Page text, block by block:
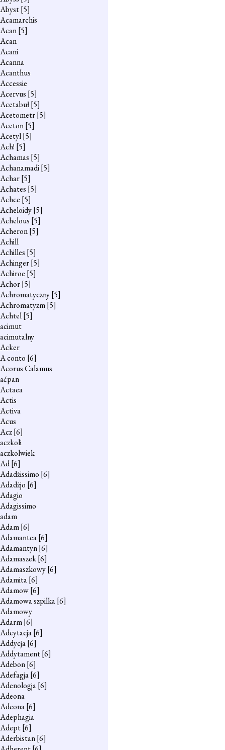
Abyst[5]
Acamarchis
Acan[5]
Acan
Acani
Acanna
Acanthus
Accessie
Acervus [5]
Acetabuł[5]
Acetometr[5]
Aceton[5]
Acetyl[5]
Ach! [5]
Achamas [5]
Achanamadi[5]
Achar[5]
Achates [5]
Achce [5]
Acheloidy[5]
Achelous [5]
Acheron[5]
Achill
Achilles [5]
Achinger[5]
Achiroe [5]
Achor[5]
Achromatyczny[5]
Achromatyzm[5]
Achtel[5]
acimut
acimutalny
Acker
A conto [6]
Acorus Calamus
aćpan
Actaea
Actis
Activa
Acus
Acz[6]
aczkoli
aczkolwiek
Ad[6]
Adadżissimo [6]
Adadżjo [6]
Adagio
Adagissimo
adam
Adam[6]
Adamantea[6]
Adamantyn[6]
Adamaszek[6]
Adamaszkowy[6]
Adamita[6]
Adamow[6]
Adamowa szpilka[6]
Adamowy
Adarm[6]
Adcytacja[6]
Addycja[6]
Addytament[6]
Adebon[6]
Adefagja[6]
Adenologja[6]
Adeona
Adeona[6]
Adephagia
Adept[6]
Aderbistan[6]